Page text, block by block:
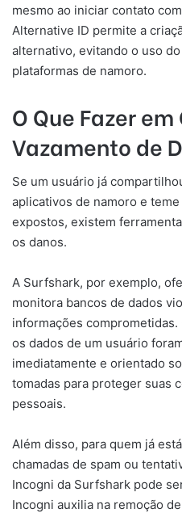
mesmo ao iniciar contato
Alternative ID permite a
alternativo, evitando o uso
plataformas de namoro.
O Que Fazer
Vazamento de
Se um usuário já
aplicativos de namoro e
expostos, existem
os danos.
A Surfshark, por exemplo,
monitora bancos de dados
informações
os dados de um usuário
imediatamente e orientado
tomadas para proteger suas
pessoais.
Além disso, para quem já
chamadas de spam ou
Incogni da Surfshark pode
Incogni auxilia na remoção